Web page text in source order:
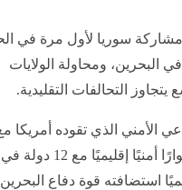
سوريا لأول مرة في
البحرين، ومحاولة الولايات
يتجاوز التحالفات التقليدية.
تقود حوارًا
استضافته قوة دفاع